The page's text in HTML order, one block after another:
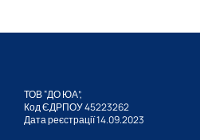
ТОВ “ДО ЮА”,
Код ЄДРПОУ 45223262
Дата реєстрації 14.09.2023